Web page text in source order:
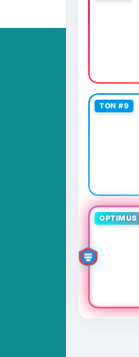
TON #9
OPTIMUS